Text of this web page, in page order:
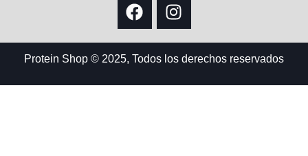
Protein Shop © 2025, Todos los derechos reservados